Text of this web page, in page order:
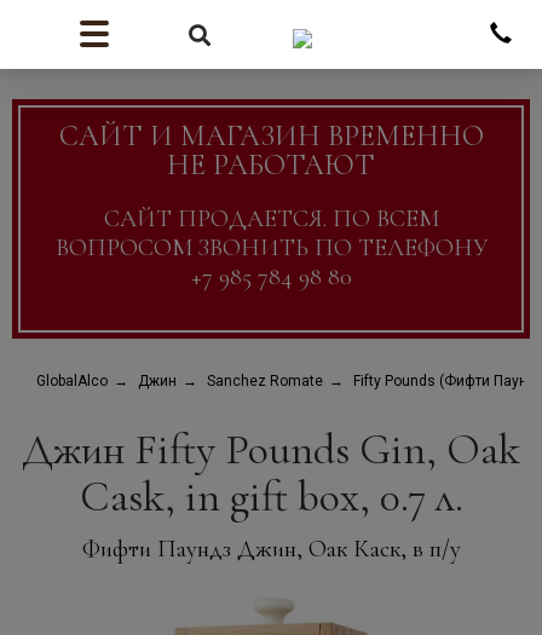
САЙТ И МАГАЗИН ВРЕМЕННО
НЕ РАБОТАЮТ
САЙТ ПРОДАЕТСЯ. ПО ВСЕМ
ВОПРОСОМ ЗВОНИТЬ ПО ТЕЛЕФОНУ
+7 985 784 98 80
GlobalAlco Джин Sanchez Romate Fifty Pounds (Фифти
Джин Fifty Pounds Gin, Oak
Cask, in gift box, 0.7 л.
Фифти Паундз Джин, Оак Каск, в п/у